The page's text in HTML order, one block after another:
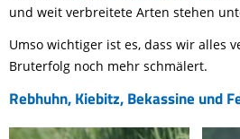
und weit verbreitete Arten stehen
Umso wichtiger ist es, dass wir alles
Bruterfolg noch mehr schmälert.
Rebhuhn, Kiebitz, Bekassine und